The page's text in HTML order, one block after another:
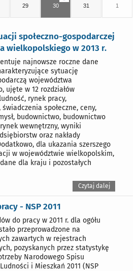
29 30 31 1
społeczno-gospodarczej
wielkopolskiego w 2013 r.
najnowsze roczne dane
sytuację
województwa
ujęte w 12 rozdziałów
rynek pracy,
społeczne, ceny,
budownictwo, budownictwo
wewnętrzny, wyniki
oraz nakłady
dla ukazania szerszego
w województwie wielkopolskim,
dla kraju i pozostałych
Czytaj dalej
- NSP 2011
do pracy w 2011 r. dla ogółu
przeprowadzone na
zawartych w rejestrach
pozyskanych przez statystykę
Narodowego Spisu
i Mieszkań 2011 (NSP